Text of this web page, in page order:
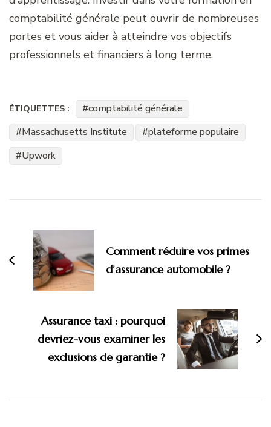
comptabilité générale peut ouvrir de nombreuses
portes et vous aider à atteindre vos objectifs
professionnels et financiers à long terme.
ÉTIQUETTES :
comptabilité générale
Massachusetts Institute
plateforme populaire
Upwork
d'article
Comment réduire vos primes
d’assurance automobile ?
Assurance taxi : pourquoi
devriez-vous examiner les
exclusions de garantie ?